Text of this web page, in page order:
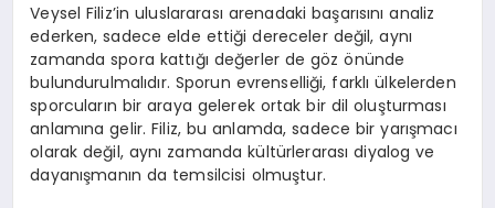
Veysel Filiz’in uluslararası arenadaki başarısını analiz
ederken, sadece elde ettiği dereceler değil, aynı
zamanda spora kattığı değerler de göz önünde
bulundurulmalıdır. Sporun evrenselliği, farklı ülkelerden
sporcuların bir araya gelerek ortak bir dil oluşturması
anlamına gelir. Filiz, bu anlamda, sadece bir yarışmacı
olarak değil, aynı zamanda kültürlerarası diyalog ve
dayanışmanın da temsilcisi olmuştur.